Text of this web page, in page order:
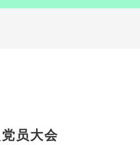
员大会